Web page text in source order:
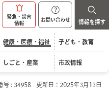
緊急・災害
情報
お問い合わせ 情報を探す
健康・医療・福祉 子ども・教育
しごと・産業 市政情報
号 : 34958 更新日：2025年3月13日